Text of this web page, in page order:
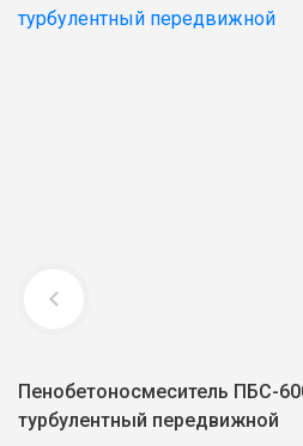
Пенобетоносмеситель ПБС-
турбулентный передвижной